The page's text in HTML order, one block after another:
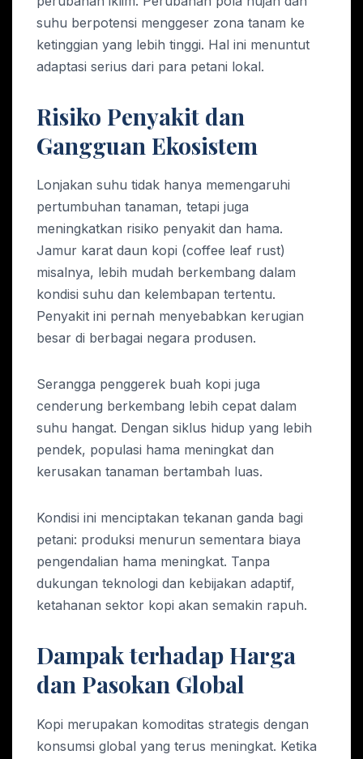
suhu berpotensi menggeser zona tanam ke
ketinggian yang lebih tinggi. Hal ini menuntut
adaptasi serius dari para petani lokal.
Risiko Penyakit dan
Gangguan Ekosistem
Lonjakan suhu tidak hanya memengaruhi
pertumbuhan tanaman, tetapi juga
meningkatkan risiko penyakit dan hama.
Jamur karat daun kopi (coffee leaf rust)
misalnya, lebih mudah berkembang dalam
kondisi suhu dan kelembapan tertentu.
Penyakit ini pernah menyebabkan kerugian
besar di berbagai negara produsen.
Serangga penggerek buah kopi juga
cenderung berkembang lebih cepat dalam
suhu hangat. Dengan siklus hidup yang lebih
pendek, populasi hama meningkat dan
kerusakan tanaman bertambah luas.
Kondisi ini menciptakan tekanan ganda bagi
petani: produksi menurun sementara biaya
pengendalian hama meningkat. Tanpa
dukungan teknologi dan kebijakan adaptif,
ketahanan sektor kopi akan semakin rapuh.
Dampak terhadap Harga
dan Pasokan Global
Kopi merupakan komoditas strategis dengan
konsumsi global yang terus meningkat. Ketika